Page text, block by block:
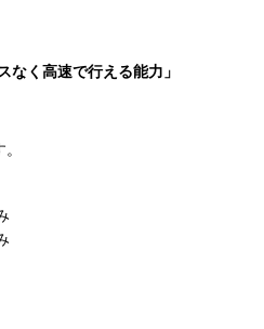
なく高速で行える能力」